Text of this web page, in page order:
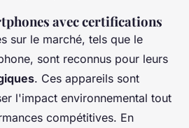
avec certifications
sur le marché, tels que le
sont reconnus pour leurs
. Ces appareils sont
l'impact environnemental tout
compétitives. En